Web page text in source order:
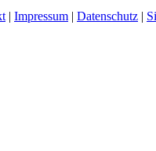
| Impressum | Datenschutz |